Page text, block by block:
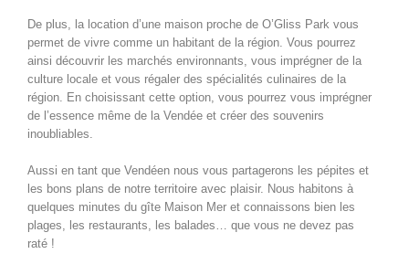
De plus, la location d’une maison proche de O’Gliss Park vous
permet de vivre comme un habitant de la région. Vous pourrez
ainsi découvrir les marchés environnants, vous imprégner de la
culture locale et vous régaler des spécialités culinaires de la
région. En choisissant cette option, vous pourrez vous imprégner
de l’essence même de la Vendée et créer des souvenirs
inoubliables.
Aussi en tant que Vendéen nous vous partagerons les pépites et
les bons plans de notre territoire avec plaisir. Nous habitons à
quelques minutes du gîte Maison Mer et connaissons bien les
plages, les restaurants, les balades… que vous ne devez pas
raté !